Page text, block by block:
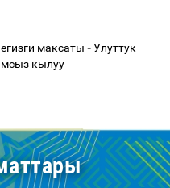
максаты -Улуттук
кылуу